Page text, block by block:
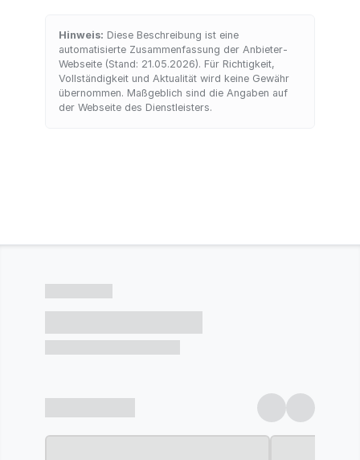
Hinweis: Diese Beschreibung ist eine
automatisierte Zusammenfassung der Anbieter-
Webseite (Stand: 21.05.2026). Für Richtigkeit,
Vollständigkeit und Aktualität wird keine Gewähr
übernommen. Maßgeblich sind die Angaben auf
der Webseite des Dienstleisters.